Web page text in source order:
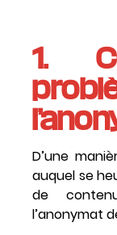
1.
D’une
auquel se
de
l’anonymat